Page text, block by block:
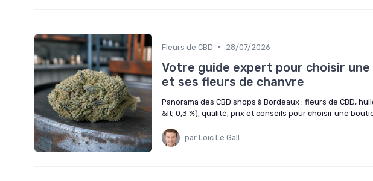
Fleurs de CBD • 28/07/2026
Votre guide expert pour choisir une
et ses fleurs de chanvre
Panorama des CBD shops à Bordeaux : fleurs de CBD,
&lt; 0,3 %), qualité, prix et conseils pour choisir une
par Loïc Le Gall